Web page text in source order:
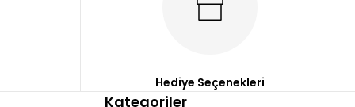
Hediye Seçenekleri
Kategoriler